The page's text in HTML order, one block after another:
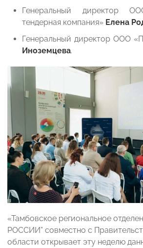
Генеральный директор
тендерная компания» Елена
Генеральный директор ООО
Иноземцева.
«Тамбовское региональное
РОССИИ” совместно с
области открывает эту неделю